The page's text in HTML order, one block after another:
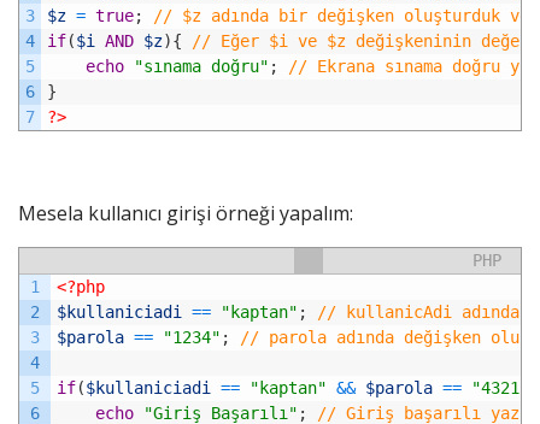
3
4
5
6
7
$z = true;
// $z adında bir değişken oluşturduk
if($i AND $z){
// Eğer $i ve $z değişkeninin
echo
"sınama doğru" ;
// Ekrana sınama doğru
}
?>
Mesela kullanıcı girişi örneği yapalım:
PHP
1
2
3
4
5
6
<?php
$kullaniciadi
== "kaptan" ;
// kullanicAdi adında
$parola == "1234" ; // parola adında değişken
if($kullaniciadi == "kaptan" && $parola == "4321"
echo
"Giriş Başarılı" ;
// Giriş başarılı yaz